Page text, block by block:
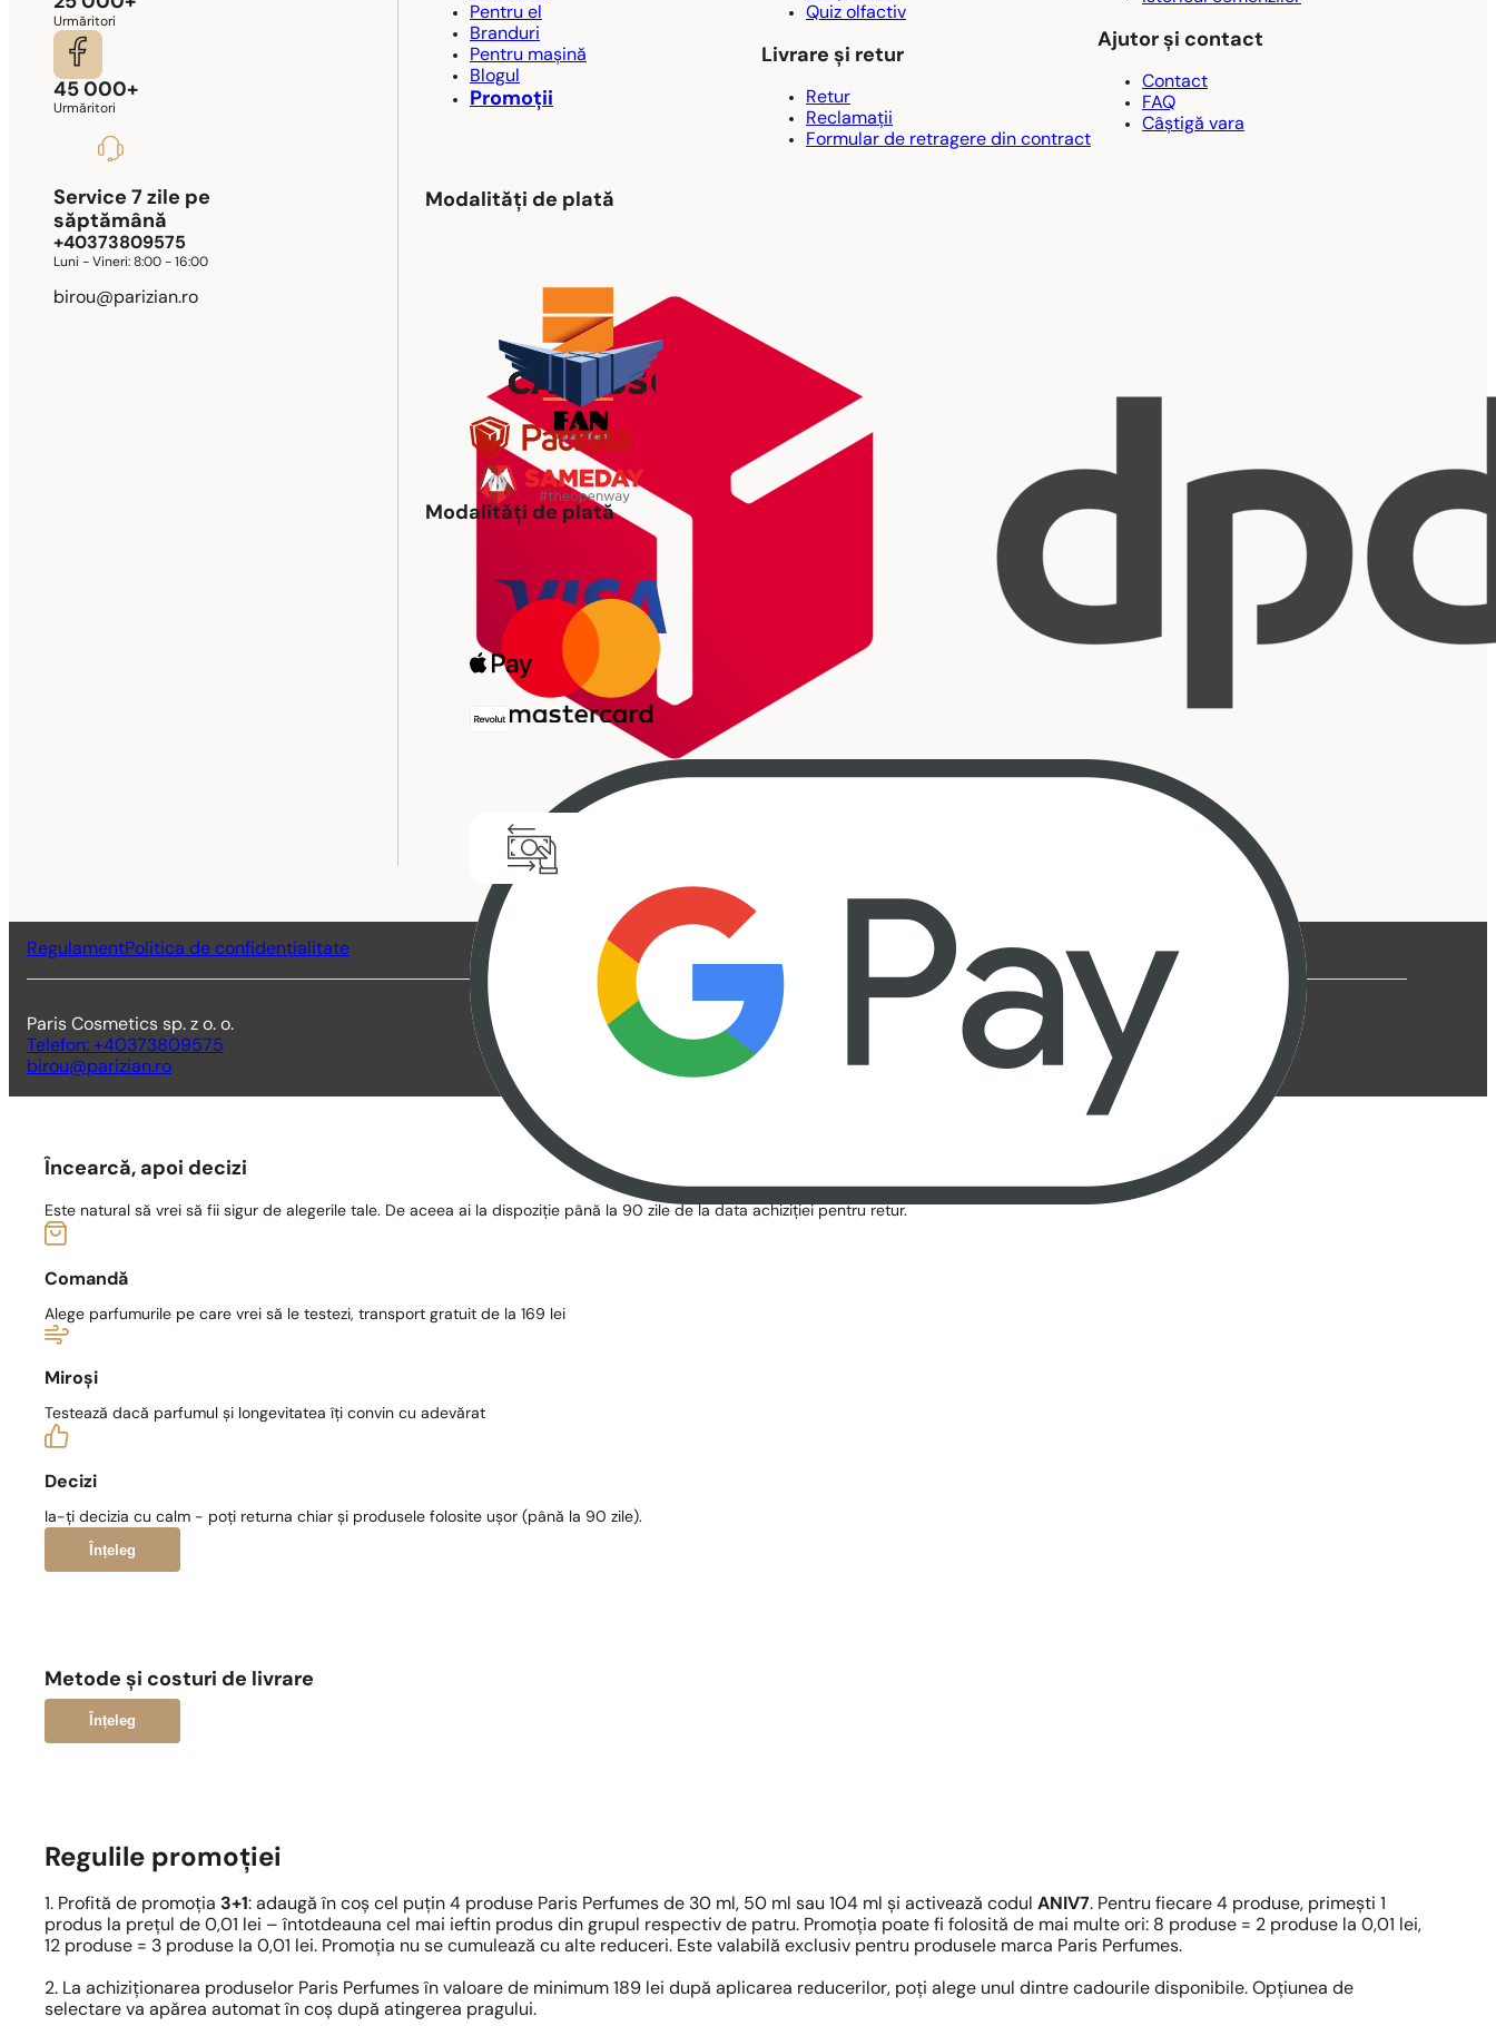
Urmăritori
45 000+
Urmăritori
Service 7 zile pe
săptămână
+40373809575
Luni - Vineri: 8:00 - 16:00
birou@parizian.ro
Pentru el
Branduri
Pentru mașină
Blogul
Promoții
Quiz olfactiv
Livrare și retur
Retur
Reclamații
Formular de retragere din contract
Ajutor și contact
Contact
FAQ
Câștigă vara
Modalități de plată
Modalități de plată
RegulamentPolitica de confidențialitate
Paris Cosmetics sp. z o. o.
Telefon: +40373809575
birou@parizian.ro
Încearcă, apoi decizi
Este natural să vrei să fii sigur de alegerile tale. De aceea ai la dispoziție până la 90 zile de la data achiziției pentru retur.
Comandă
Alege parfumurile pe care vrei să le testezi, transport gratuit de la 169 lei
Miroși
Testează dacă parfumul și longevitatea îți convin cu adevărat
Decizi
Ia-ți decizia cu calm - poți returna chiar și produsele folosite ușor (până la 90 zile).
Înțeleg
Metode și costuri de livrare
Înțeleg
Regulile promoției
1. Profită de promoția 3+1: adaugă în coș cel puțin 4 produse Paris Perfumes de 30 ml, 50 ml sau 104 ml și activează codul ANIV7. Pentru fiecare 4 produse, primești 1
produs la prețul de 0,01 lei – întotdeauna cel mai ieftin produs din grupul respectiv de patru. Promoția poate fi folosită de mai multe ori: 8 produse = 2 produse la 0,01 lei,
12 produse = 3 produse la 0,01 lei. Promoția nu se cumulează cu alte reduceri. Este valabilă exclusiv pentru produsele marca Paris Perfumes.
2. La achiziționarea produselor Paris Perfumes în valoare de minimum 189 lei după aplicarea reducerilor, poți alege unul dintre cadourile disponibile. Opțiunea de
selectare va apărea automat în coș după atingerea pragului.